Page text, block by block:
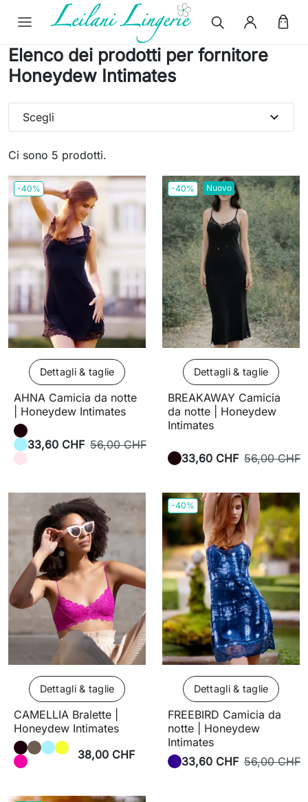
Elenco dei prodotti per fornitore
Honeydew Intimates
Ci sono 5 prodotti.
Scegli expand_more
-40%
Dettagli & taglie
AHNA Camicia da notte
| Honeydew Intimates
33,60 CHF 56,00 CHF
-40% Nuovo
Dettagli & taglie
BREAKAWAY Camicia
da notte | Honeydew
Intimates
33,60 CHF 56,00 CHF
Dettagli & taglie
CAMELLIA Bralette |
Honeydew Intimates
38,00 CHF
-40%
Dettagli & taglie
FREEBIRD Camicia da
notte | Honeydew
Intimates
33,60 CHF 56,00 CHF